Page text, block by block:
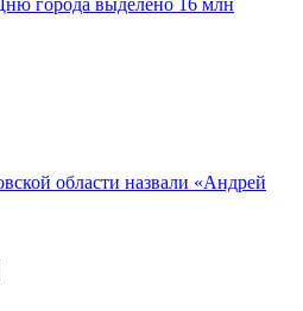
области назвали «Андрей